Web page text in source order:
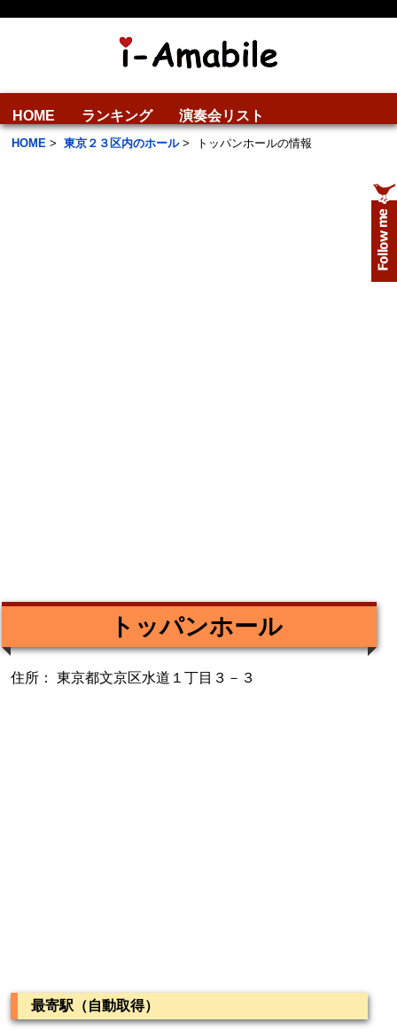
HOME ランキング 演奏会リスト
HOME > 東京２３区内のホール> トッパンホールの情報
トッパンホール
住所： 東京都文京区水道１丁目３－３
最寄駅（自動取得）